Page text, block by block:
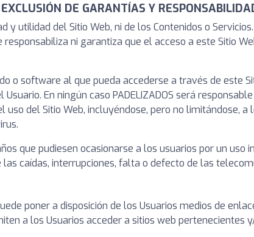
DE GARANTÍAS Y
y utilidad del Sitio Web, ni de los Contenidos o
ni garantiza que el acceso a este Sitio
o software al que pueda accederse a través de este
En ningún caso PADELIZADOS será
del Sitio Web, incluyéndose, pero no limitándose, a
que pudiesen ocasionarse a los usuarios por un uso
caídas, interrupciones, falta o defecto de las
poner a disposición de los Usuarios medios de
a los Usuarios acceder a sitios web pertenecientes